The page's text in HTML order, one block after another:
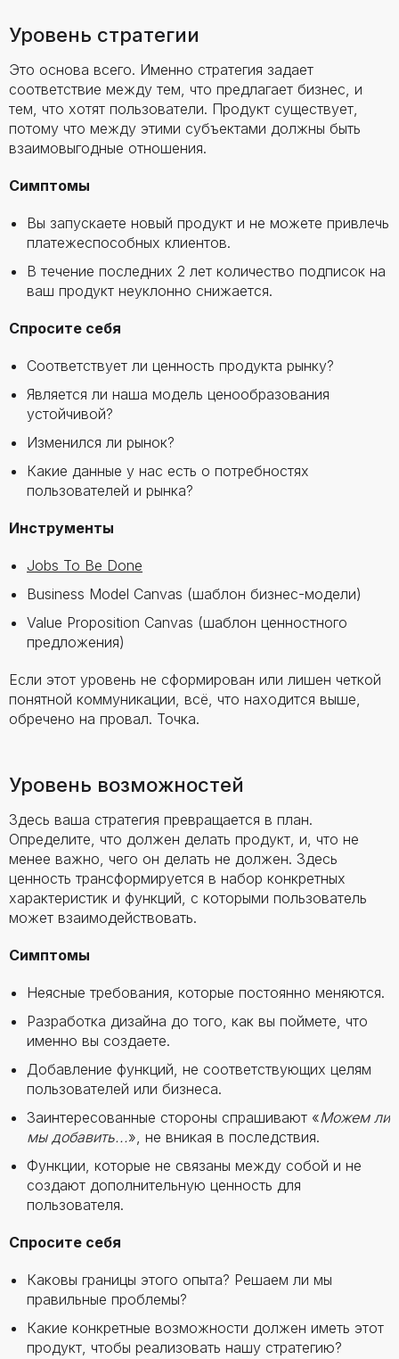
Уровень стратегии
Это основа всего. Именно стратегия задает
соответствие между тем, что предлагает бизнес, и
тем, что хотят пользователи. Продукт существует,
потому что между этими субъектами должны быть
взаимовыгодные отношения.
Симптомы
Вы запускаете новый продукт и не можете привлечь
платежеспособных клиентов.
В течение последних 2 лет количество подписок на
ваш продукт неуклонно снижается.
Спросите себя
Соответствует ли ценность продукта рынку?
Является ли наша модель ценообразования
устойчивой?
Изменился ли рынок?
Какие данные у нас есть о потребностях
пользователей и рынка?
Инструменты
Jobs To Be Done
Business Model Canvas (шаблон бизнес-модели)
Value Proposition Canvas (шаблон ценностного
предложения)
Если этот уровень не сформирован или лишен четкой
понятной коммуникации, всё, что находится выше,
обречено на провал. Точка.
Уровень возможностей
Здесь ваша стратегия превращается в план.
Определите, что должен делать продукт, и, что не
менее важно, чего он делать не должен. Здесь
ценность трансформируется в набор конкретных
характеристик и функций, с которыми пользователь
может взаимодействовать.
Симптомы
Неясные требования, которые постоянно меняются.
Разработка дизайна до того, как вы поймете, что
именно вы создаете.
Добавление функций, не соответствующих целям
пользователей или бизнеса.
Заинтересованные стороны спрашивают «Можем ли
мы добавить...», не вникая в последствия.
Функции, которые не связаны между собой и не
создают дополнительную ценность для
пользователя.
Спросите себя
Каковы границы этого опыта? Решаем ли мы
правильные проблемы?
Какие конкретные возможности должен иметь этот
продукт, чтобы реализовать нашу стратегию?